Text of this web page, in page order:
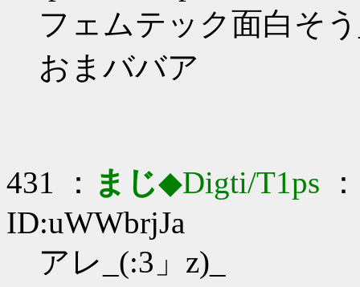
フェムテック面白そ
おまババア
431 ： まじ◆Digti/T1ps
ID:uWWbrjJa
アレ_(:3」z)_